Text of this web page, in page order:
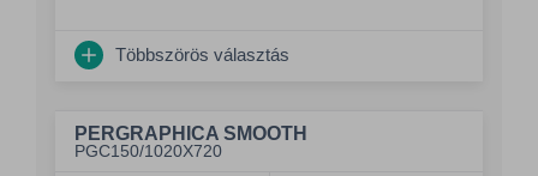
Többszörös választás
PERGRAPHICA SMOOTH
PGC150/1020X720